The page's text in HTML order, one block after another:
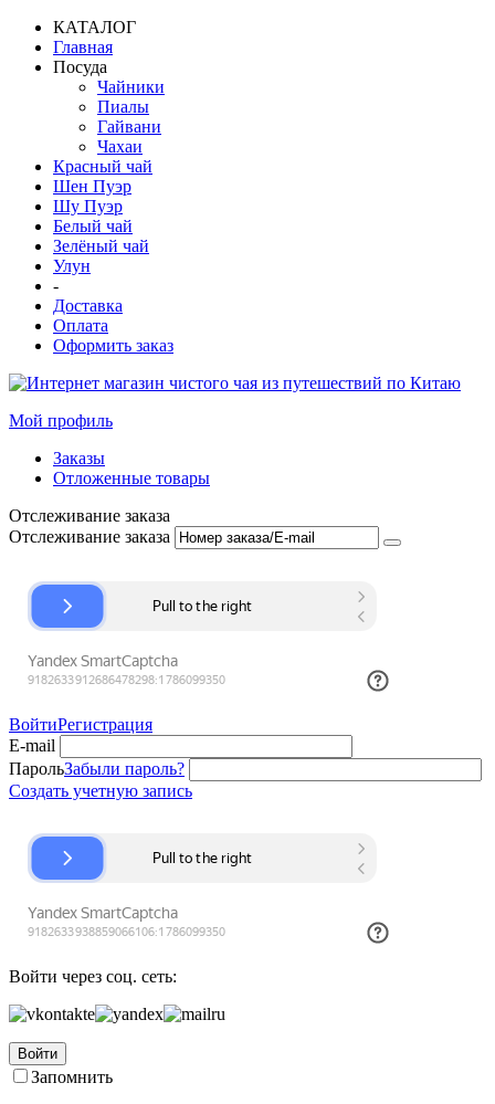
КАТАЛОГ
Главная
Посуда
Чайники
Пиалы
Гайвани
Чахаи
Красный чай
Шен Пуэр
Шу Пуэр
Белый чай
Зелёный чай
Улун
-
Доставка
Оплата
Оформить заказ
Мой профиль
Заказы
Отложенные товары
Отслеживание заказа
Отслеживание заказа
ВойтиРегистрация
E-mail
ПарольЗабыли пароль?
Создать учетную запись
Войти через соц. сеть:
Войти
Запомнить